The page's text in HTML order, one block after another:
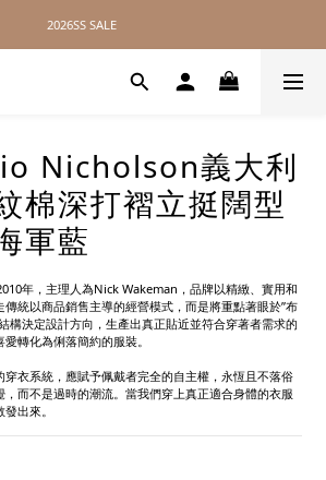
2026SS SALE
2026SS SALE
// 無距離配送，全球皆可達 //
Nicholson義大利
棉深打褶立挺闊型
軍藍
年，主理人為Nick Wakeman，品牌以精緻、實用和
統以商品銷售主導的經營模式，而是將重點著眼於”布
構決定設計方向，生產出真正貼近並符合穿著者需求的
轉化為俐落簡約的服裝。
衣系統，應賦予佩戴者完全的自主權，永恆且不落俗
而不是過時的潮流。當我們穿上真正適合身體的衣服
出來。